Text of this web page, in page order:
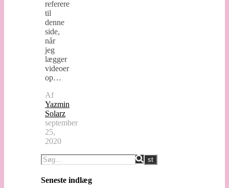
referere
til
denne
side,
når
jeg
lægger
videoer
op…
Af
Yazmin
Solarz
september
25,
2020
Seneste indlæg